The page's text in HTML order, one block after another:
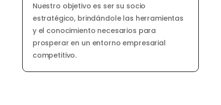
Nuestro objetivo es ser su socio
estratégico, brindándole las herramientas
y el conocimiento necesarios para
prosperar en un entorno empresarial
competitivo.